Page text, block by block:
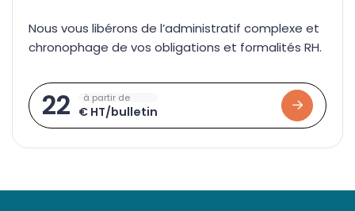
Nous vous libérons de l’administratif complexe et
chronophage de vos obligations et formalités RH.
à partir de
22 € HT/bulletin